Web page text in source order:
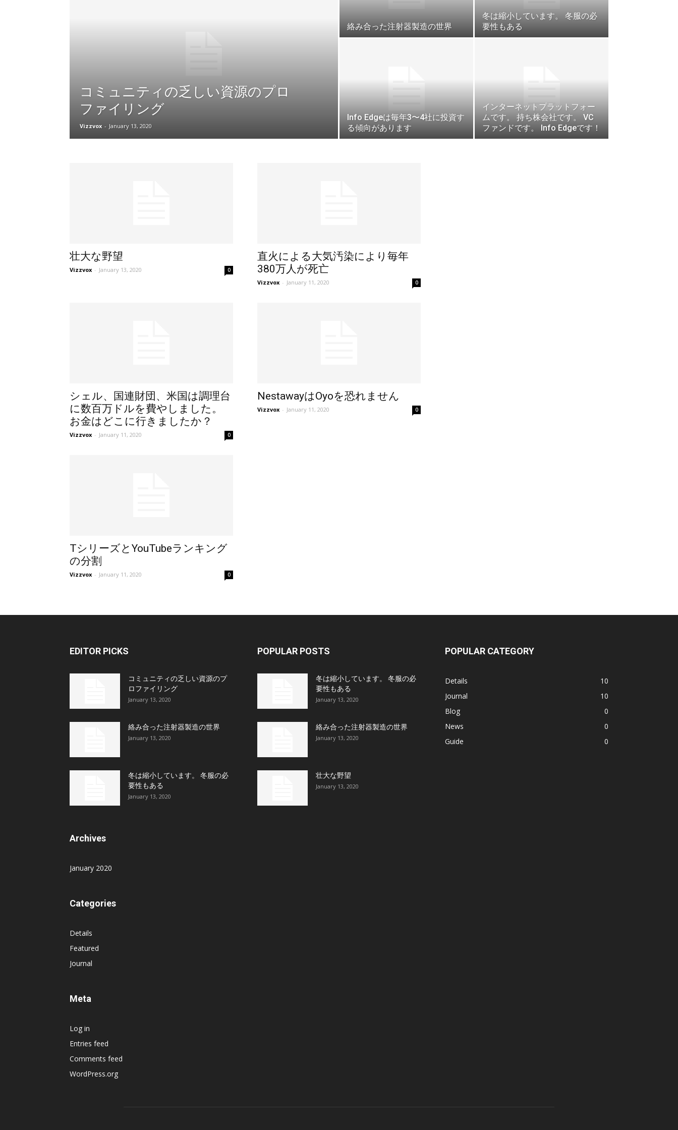
コミュニティの乏しい資源のプロ
ファイリング
Vizzvox - January 13, 2020
絡み合った注射器製造の世界
冬は縮小しています。 冬服の必
要性もある
Info Edgeは毎年3〜4社に投資す
る傾向があります
インターネットプラットフォー
ムです。 持ち株会社です。 VC
ファンドです。 Info Edgeです！
壮大な野望
Vizzvox - January 13, 2020 0
直火による大気汚染により毎年
380万人が死亡
Vizzvox - January 11, 2020 0
シェル、国連財団、米国は調理台
に数百万ドルを費やしました。
お金はどこに行きましたか？
Vizzvox - January 11, 2020 0
NestawayはOyoを恐れません
Vizzvox - January 11, 2020 0
TシリーズとYouTubeランキング
の分割
Vizzvox - January 11, 2020 0
EDITOR PICKS
コミュニティの乏しい資源のプ
ロファイリング
January 13, 2020
絡み合った注射器製造の世界
January 13, 2020
冬は縮小しています。 冬服の必
要性もある
January 13, 2020
Archives
January 2020
Categories
Details
Featured
Journal
Meta
Log in
Entries feed
Comments feed
WordPress.org
POPULAR POSTS
冬は縮小しています。 冬服の必
要性もある
January 13, 2020
絡み合った注射器製造の世界
January 13, 2020
壮大な野望
January 13, 2020
POPULAR CATEGORY
Details
10
Journal
10
Blog
0
News
0
Guide
0